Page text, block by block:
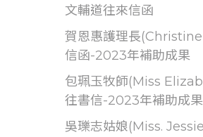
文輔道往來信函
賀恩惠護理長
信函-2023年補助成果
包珮玉牧師(Miss
往書信-2023年補助成果
吳瓅志姑娘(Miss.